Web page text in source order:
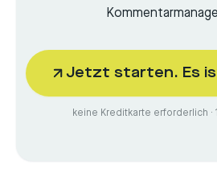
Jetzt starten. Es
keine Kreditkarte erforderlich